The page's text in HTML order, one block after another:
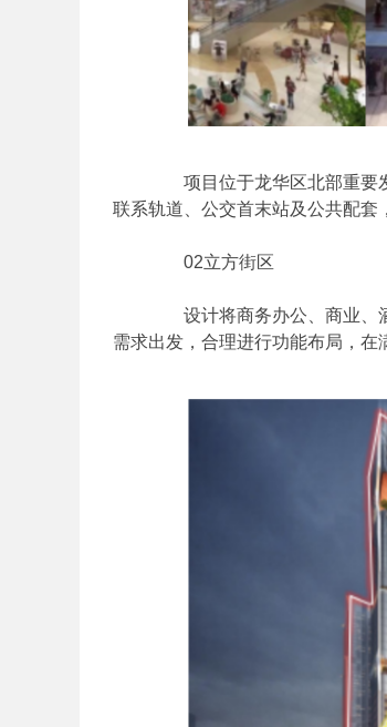
项目位于龙华区北部重要发
联系轨道、公交首末站及公共配套
02立方街区
设计将商务办公、商业、酒
需求出发，合理进行功能布局，在